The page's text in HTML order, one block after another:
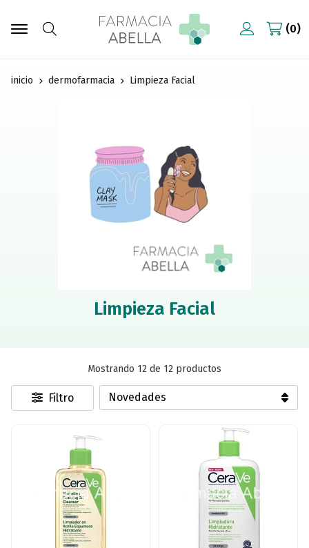
Buscar
0
inicio dermofarmacia Limpieza Facial
Limpieza Facial
Mostrando 12 de 12 productos
Filtro